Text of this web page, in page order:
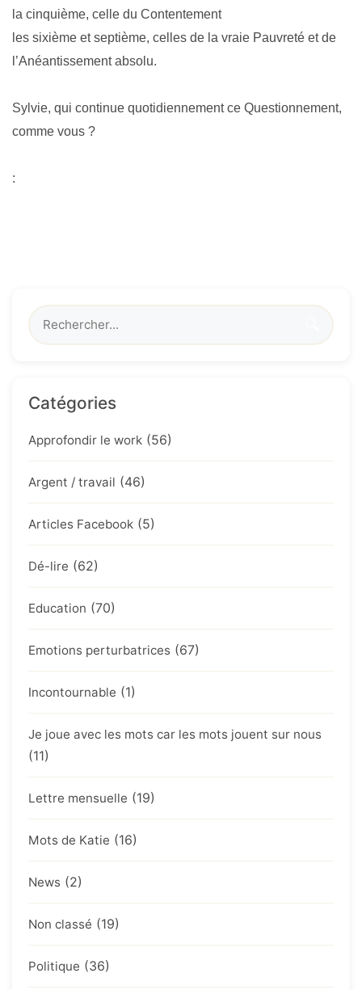
la cinquième, celle du Contentement
les sixième et septième, celles de la vraie Pauvreté et de
l’Anéantissement absolu.
Sylvie, qui continue quotidiennement ce Questionnement,
comme vous ?
:
Catégories
Approfondir le work (56)
Argent / travail (46)
Articles Facebook (5)
Dé-lire (62)
Education (70)
Emotions perturbatrices (67)
Incontournable (1)
Je joue avec les mots car les mots jouent sur nous
(11)
Lettre mensuelle (19)
Mots de Katie (16)
News (2)
Non classé (19)
Politique (36)